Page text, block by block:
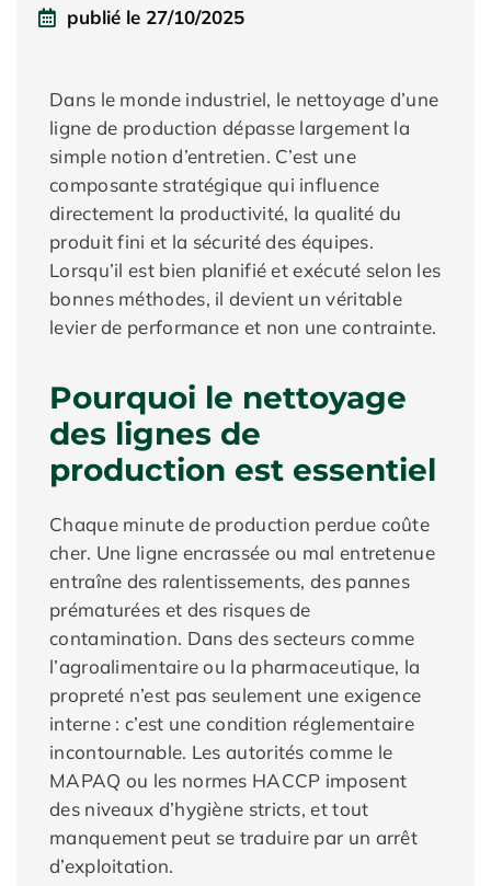
publié le 27/10/2025
Dans le monde industriel, le nettoyage d’une
ligne de production dépasse largement la
simple notion d’entretien. C’est une
composante stratégique qui influence
directement la productivité, la qualité du
produit fini et la sécurité des équipes.
Lorsqu’il est bien planifié et exécuté selon les
bonnes méthodes, il devient un véritable
levier de performance et non une contrainte.
Pourquoi le nettoyage
des lignes de
production est essentiel
Chaque minute de production perdue coûte
cher. Une ligne encrassée ou mal entretenue
entraîne des ralentissements, des pannes
prématurées et des risques de
contamination. Dans des secteurs comme
l’agroalimentaire ou la pharmaceutique, la
propreté n’est pas seulement une exigence
interne : c’est une condition réglementaire
incontournable. Les autorités comme le
MAPAQ ou les normes HACCP imposent
des niveaux d’hygiène stricts, et tout
manquement peut se traduire par un arrêt
d’exploitation.